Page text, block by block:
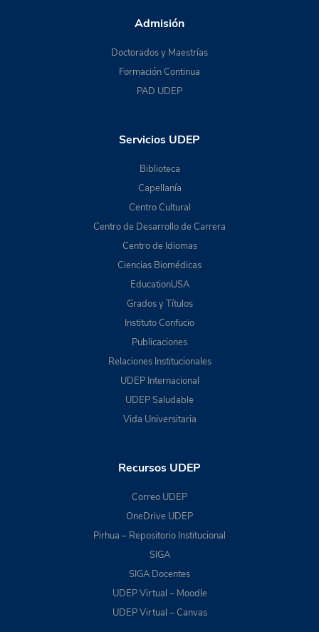
Admisión
Doctorados y Maestrías
Formación Continua
PAD UDEP
Servicios UDEP
Biblioteca
Capellanía
Centro Cultural
Centro de Desarrollo de Carrera
Centro de Idiomas
Ciencias Biomédicas
EducationUSA
Grados y Títulos
Instituto Confucio
Publicaciones
Relaciones Institucionales
UDEP Internacional
UDEP Saludable
Vida Universitaria
Recursos UDEP
Correo UDEP
OneDrive UDEP
Pirhua – Repositorio Institucional
SIGA
SIGA Docentes
UDEP Virtual – Moodle
UDEP Virtual – Canvas